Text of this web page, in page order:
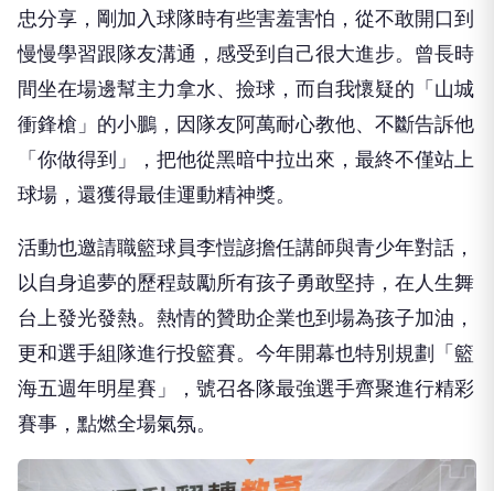
慢慢學習跟隊友溝通，感受到自己很大進步。曾長時
間坐在場邊幫主力拿水、撿球，而自我懷疑的「山城
衝鋒槍」的小鵬，因隊友阿萬耐心教他、不斷告訴他
「你做得到」，把 他從黑暗中拉出來，最終不僅站上
球場，還獲得最佳運動精神獎。
活動也邀請職籃球員李愷諺 擔任講師
以自身追夢的歷程鼓勵所有孩子勇敢堅持，在人生舞
台上發光發熱。熱情的贊助企業也到場為孩子加油，
更和選手組隊進行投籃賽。今年開幕也特別規劃「籃
海五週年明星賽」，號召各隊最強選手齊聚進行精彩
賽事，點燃全場氣氛。